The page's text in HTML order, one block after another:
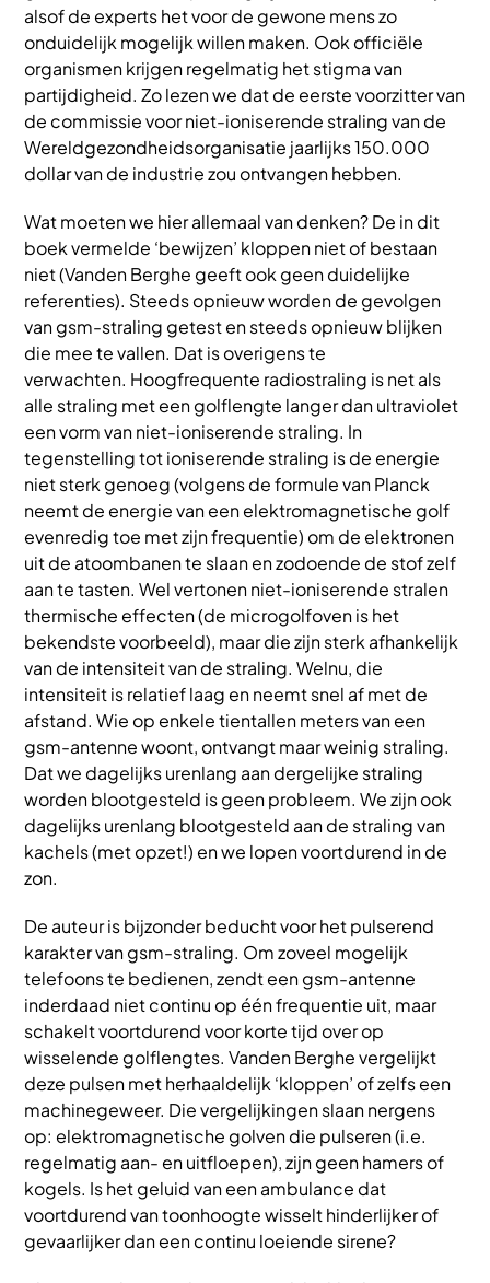
alsof de experts het voor de gewone mens zo
onduidelijk mogelijk willen maken. Ook officiële
organismen krijgen regelmatig het stigma van
partijdigheid. Zo lezen we dat de eerste voorzitter van
de commissie voor niet-ioniserende straling van de
Wereldgezondheidsorganisatie jaarlijks 150.000
dollar van de industrie zou ontvangen hebben.
Wat moeten we hier allemaal van denken? De in dit
boek vermelde ‘bewijzen’ kloppen niet of bestaan
niet (Vanden Berghe geeft ook geen duidelijke
referenties). Steeds opnieuw worden de gevolgen
van gsm-straling getest en steeds opnieuw blijken
die mee te vallen. Dat is overigens te
verwachten. Hoogfrequente radiostraling is net als
alle straling met een golflengte langer dan ultraviolet
een vorm van niet-ioniserende straling. In
tegenstelling tot ioniserende straling is de energie
niet sterk genoeg (volgens de formule van Planck
neemt de energie van een elektromagnetische golf
evenredig toe met zijn frequentie) om de elektronen
uit de atoombanen te slaan en zodoende de stof zelf
aan te tasten. Wel vertonen niet-ioniserende stralen
thermische effecten (de microgolfoven is het
bekendste voorbeeld), maar die zijn sterk afhankelijk
van de intensiteit van de straling. Welnu, die
intensiteit is relatief laag en neemt snel af met de
afstand. Wie op enkele tientallen meters van een
gsm-antenne woont, ontvangt maar weinig straling.
Dat we dagelijks urenlang aan dergelijke straling
worden blootgesteld is geen probleem. We zijn ook
dagelijks urenlang blootgesteld aan de straling van
kachels (met opzet!) en we lopen voortdurend in de
zon.
De auteur is bijzonder beducht voor het pulserend
karakter van gsm-straling. Om zoveel mogelijk
telefoons te bedienen, zendt een gsm-antenne
inderdaad niet continu op één frequentie uit, maar
schakelt voortdurend voor korte tijd over op
wisselende golflengtes. Vanden Berghe vergelijkt
deze pulsen met herhaaldelijk ‘kloppen’ of zelfs een
machinegeweer. Die vergelijkingen slaan nergens
op: elektromagnetische golven die pulseren (i.e.
regelmatig aan- en uitfloepen), zijn geen hamers of
kogels. Is het geluid van een ambulance dat
voortdurend van toonhoogte wisselt hinderlijker of
gevaarlijker dan een continu loeiende sirene?